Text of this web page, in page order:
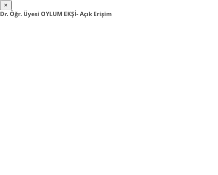
×
Dr. Öğr. Üyesi OYLUM EKŞİ- Açık Erişim